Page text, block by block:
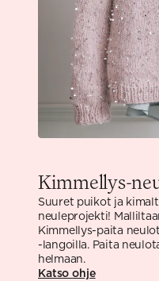
Kimmellys-
Suuret puikot ja
neuleprojekti!
Kimmellys-paita
-langoilla. Paita
helmaan.
Katso ohje